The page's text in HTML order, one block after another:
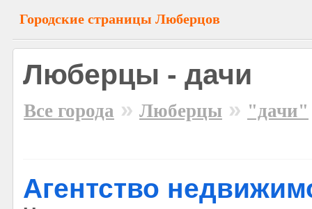
Городские страницы Люберцов
Люберцы - дачи
Все города » Люберцы » "дачи"
Агентство